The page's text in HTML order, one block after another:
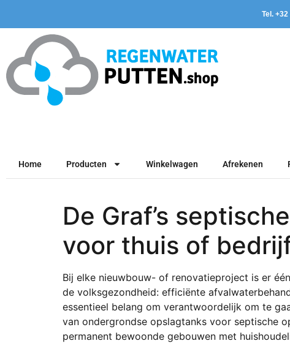
Tel.
Home Producten Winkelwagen Afrekenen
De Graf’s
voor thuis of
Bij elke nieuwbouw- of renovatieproject is er
de volksgezondheid: efficiënte
essentieel belang om verantwoordelijk om te
van ondergrondse opslagtanks voor septische
permanent bewoonde gebouwen met